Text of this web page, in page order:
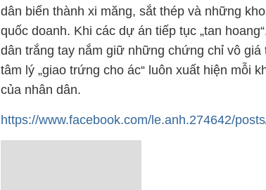
dân biến thành xi măng, sắt thép và những
quốc doanh. Khi các dự án tiếp tục „tan
dân trắng tay nắm giữ những chứng chỉ vô
tâm lý „giao trứng cho ác“ luôn xuất hiện mỗi
của nhân dân.
https://www.facebook.com/le.anh.274642/